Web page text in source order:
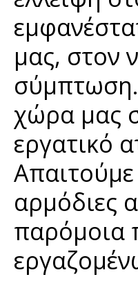
μας, στον
σύμπτωση.
χώρα μας
εργατικό
αρμόδιες
παρόμοια